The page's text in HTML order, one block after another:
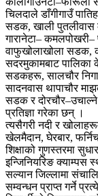
चिलदाले डाँगीगाउँ
सडक, खाली
गारानेटा–
वाफुखोलाखोला सडक,
सदरमुकामबाट पालिका
सडकहरू, सालचौर
सादनवास थापाचौर
सडक र
प्रतिज्ञा गरेका छन् ।
त्यसैगरी नदी र
खेलमैदान, घेरबार,
शिक्षाको गुणस्तरमा
इन्जिनियरिङ क्याम्पस
सल्यान जिल्लामा
सम्वन्धन प्राप्त गर्ने